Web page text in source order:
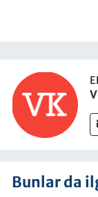
Bunlar da